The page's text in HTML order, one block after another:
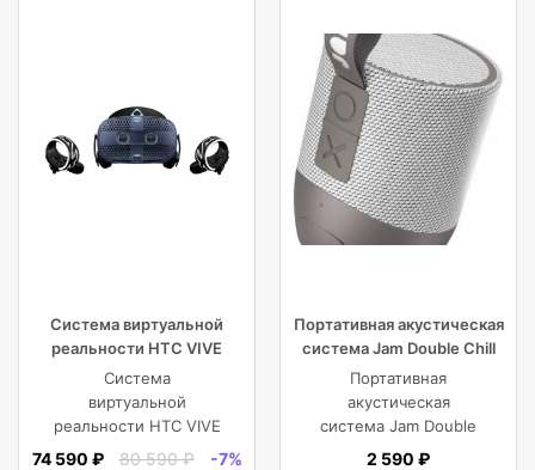
Система виртуальной
реальности HTC VIVE
Cosmos
Система
виртуальной
реальности HTC VIVE
Cosmos
74 590 ₽ 80 590 ₽ -7%
Портативная акустическая
система Jam Double Chill
Grey
Портативная
акустическая
система Jam Double
Chill Grey (серый)
2 590 ₽